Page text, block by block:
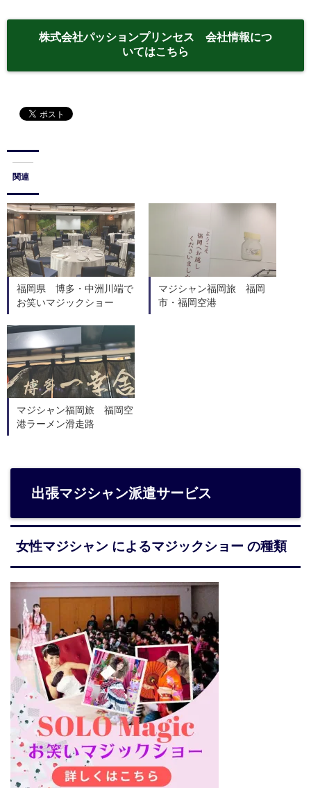
株式会社パッションプリンセス 会社情報につ
いてはこちら
関連
福岡県 博多・中洲川端で
お笑いマジックショー
マジシャン福岡旅 福岡
市・福岡空港
マジシャン福岡旅 福岡空
港ラーメン滑走路
出張マジシャン派遣サービス
女性マジシャン によるマジックショー の種類